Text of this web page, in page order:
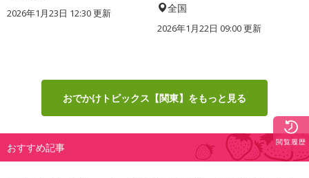
2026年1月23日 12:30 更新 全国
2026年1月22日 09:00 更新
おでかけトピックス【関東】をもっと見る
おすすめ記事 閲覧履歴